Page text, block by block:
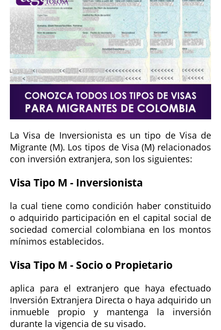
La Visa de Inversionista es un tipo de Visa de
Migrante (M). Los tipos de Visa (M) relacionados
con inversión extranjera, son los siguientes:
Visa Tipo M - Inversionista
la cual tiene como condición haber constituido
o adquirido participación en el capital social de
sociedad comercial colombiana en los montos
mínimos establecidos.
Visa Tipo M - Socio o Propietario
aplica para el extranjero que haya efectuado
Inversión Extranjera Directa o haya adquirido un
inmueble propio y mantenga la inversión
durante la vigencia de su visado.